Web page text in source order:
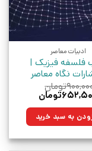
ادبیات معاصر
فلسفه فیزیک |
نگاه معاصر
تومان
۹۰۰,۰۰۰تومان
تومان
۶۵۲,۵۰۰تومان.به سبد خرید